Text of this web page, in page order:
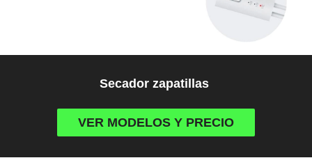
Secador zapatillas
VER MODELOS Y PRECIO